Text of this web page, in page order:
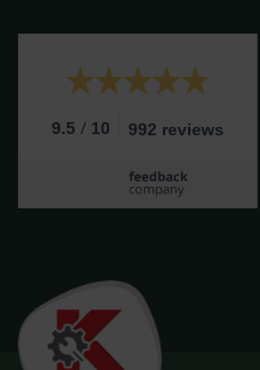
9.5 / 10 992 reviews